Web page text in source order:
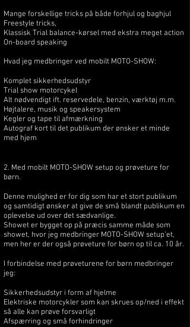
Mange forskellige tricks på både forhjul og baghjul
Freestyle tricks,
Klassisk Trial balance-kørsel med ekstra meget action
On-board speaking
Hvad jeg medbringer ved mobilt MOTO-SHOW:
Komplet sikkerhedsudstyr
Trial show motorcykel
Alt nødvendigt ift. reservedele, benzin, værktøj m.m.
Højtalere, musik og speakersystem
Kegler og tape til afmærkning
Autograf kort til det publikum der ønsker et minde
med hjem
2. Med mobilt MOTO-SHOW setup og prøveture for
børn.
Denne mulighed er for dig som har et stort publikum
og samtidigt ønsker at give de små blandt publikum en
oplevelse ud over det sædvanlige.
Showet er bygget op på præcis samme måde som
showet, hvor jeg medbringer MOTO-SHOW setup’et,
men her er der også prøveture for børn op til ca. 10 år.
I forbindelse med prøveturene for børn medbringer
jeg:
Sikkerhedsudstyr i form af hjelme
Elektriske motorcykler som kan skrues op/ned i effekt
så alle kan prøve forsvarligt
Afspærring og små forhindringer